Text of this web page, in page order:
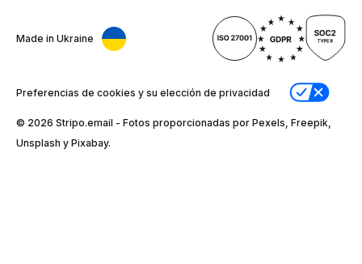
Made in Ukraine
Preferencias de cookies y su elección de privacidad
© 2026 Stripо.email - Fotos proporcionadas por Pexels, Freepik,
Unsplash y Pixabay.